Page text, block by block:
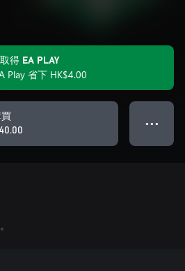
取得 EA PLAY
Play 省下 HK$4.00
● ● ●